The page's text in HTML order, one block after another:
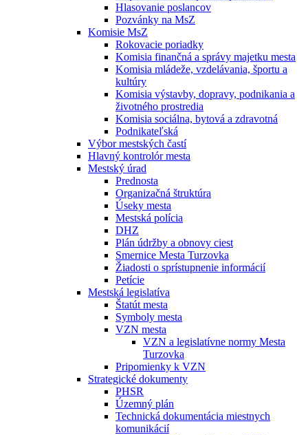
Hlasovanie poslancov
Pozvánky na MsZ
Komisie MsZ
Rokovacie poriadky
Komisia finančná a správy majetku mesta
Komisia mládeže, vzdelávania, športu a
kultúry
Komisia výstavby, dopravy, podnikania a
životného prostredia
Komisia sociálna, bytová a zdravotná
Podnikateľská
Výbor mestských častí
Hlavný kontrolór mesta
Mestský úrad
Prednosta
Organizačná štruktúra
Úseky mesta
Mestská polícia
DHZ
Plán údržby a obnovy ciest
Smernice Mesta Turzovka
Žiadosti o sprístupnenie informácií
Petície
Mestská legislatíva
Štatút mesta
Symboly mesta
VZN mesta
VZN a legislatívne normy Mesta
Turzovka
Pripomienky k VZN
Strategické dokumenty
PHSR
Územný plán
Technická dokumentácia miestnych
komunikácií